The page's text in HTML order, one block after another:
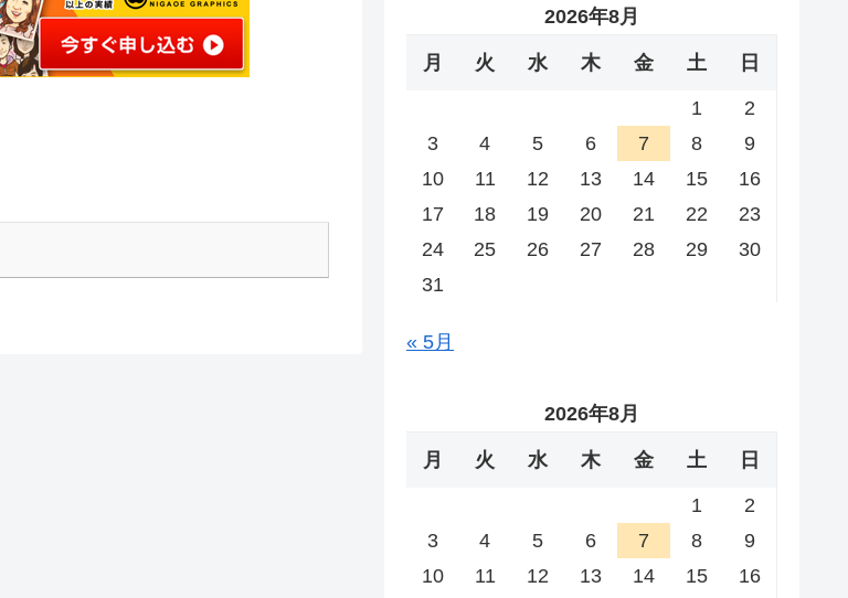
2026年8月
月 火 水 木 金 土 日
1
2
3
4 5 6 7 8
9
10
11 12 13 14 15
16
17
18 19 20 21 22
23
24
25 26 27 28 29
30
31
« 5月
2026年8月
月 火 水 木 金 土 日
1
2
3
4 5 6 7 8
9
10
11 12 13 14 15
16